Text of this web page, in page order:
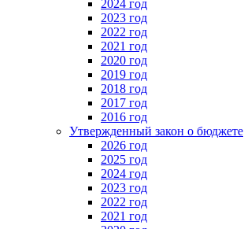
2024 год
2023 год
2022 год
2021 год
2020 год
2019 год
2018 год
2017 год
2016 год
Утвержденный закон о бюджете
2026 год
2025 год
2024 год
2023 год
2022 год
2021 год